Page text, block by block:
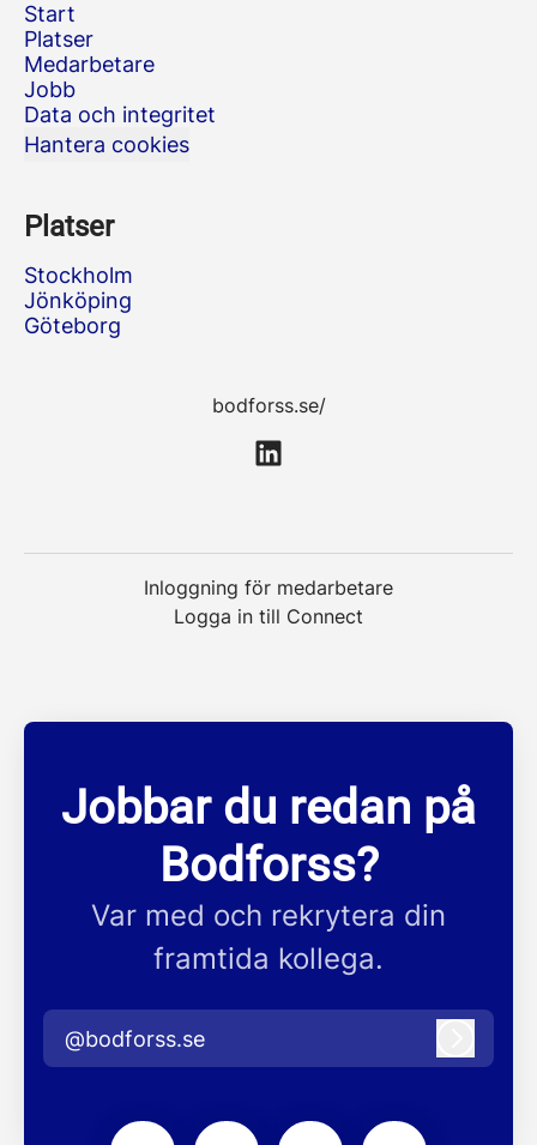
Start
Platser
Medarbetare
Jobb
Data och integritet
Hantera cookies
Platser
Stockholm
Jönköping
Göteborg
bodforss.se/
Inloggning för medarbetare
Logga in till Connect
Jobbar du redan på
Bodforss?
Var med och rekrytera din
framtida kollega.
@bodforss.se